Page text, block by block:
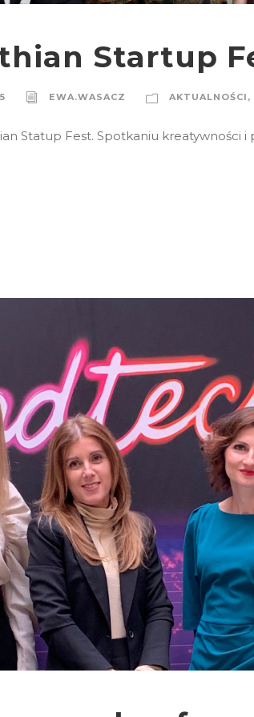
Startup
EWA.WASACZ AKTUALNOŚCI ,
Statup Fest. Spotkaniu kreatywności